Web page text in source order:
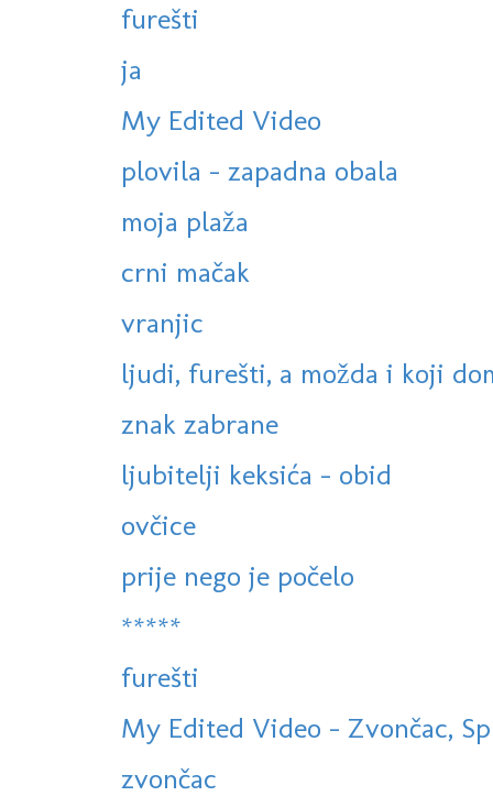
furešti
ja
My Edited Video
plovila - zapadna obala
moja plaža
crni mačak
vranjic
ljudi, furešti, a možda i koji
znak zabrane
ljubitelji keksića - obid
ovčice
prije nego je počelo
*****
furešti
My Edited Video - Zvončac,
zvončac